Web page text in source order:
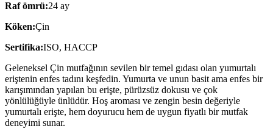
Raf ömrü:24 ay
Köken:Çin
Sertifika:ISO, HACCP
Geleneksel Çin mutfağının sevilen bir temel gıdası olan yumurtalı
eriştenin enfes tadını keşfedin. Yumurta ve unun basit ama enfes bir
karışımından yapılan bu erişte, pürüzsüz dokusu ve çok
yönlülüğüyle ünlüdür. Hoş aroması ve zengin besin değeriyle
yumurtalı erişte, hem doyurucu hem de uygun fiyatlı bir mutfak
deneyimi sunar.